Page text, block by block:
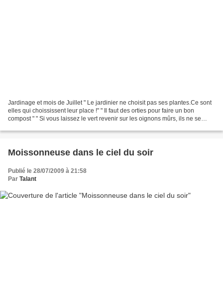
Jardinage et mois de Juillet " Le jardinier ne choisit pas ses plantes.Ce sont
elles qui choississent leur place !" " Il faut des orties pour faire un bon
compost " " Si vous laissez le vert revenir sur les oignons mûrs, ils ne se
Moissonneuse dans le ciel du soir
Publié le 28/07/2009 à 21:58
Par Talant